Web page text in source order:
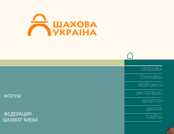
ФОРУМ
ФЕДЕРАЦИЯ
ШАХМАТ КИЕВА
ХРОНИКА
ТУРНИРЫ
РЕЙТИНГИ
ИНТЕРВЬЮ
ВИЗИТКИ
ШКОЛА
САЙТЫ